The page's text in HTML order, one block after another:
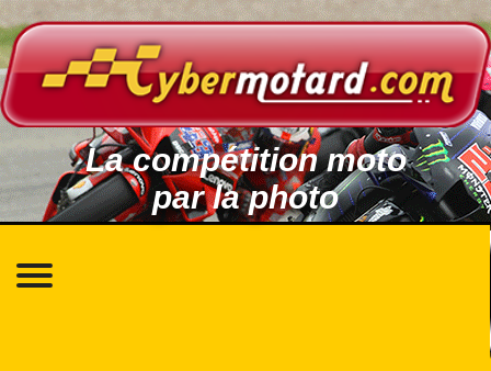
La compétition moto
par la photo